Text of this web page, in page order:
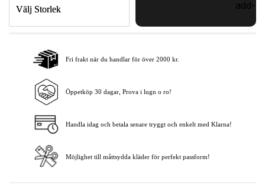
Välj Storlek
Lägg i varukorgen
Fri frakt när du handlar för över 2000 kr.
Öppetköp 30 dagar, Prova i lugn o ro!
Handla idag och betala senare tryggt och enkelt med Klarna!
Möjlighet till måttsydda kläder för perfekt passform!